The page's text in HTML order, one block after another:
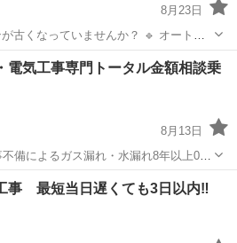
8月23日
古くなっていませんか？ 🔹 オートロ
新と同
クシステムを導入しませんか？ 住民の
物件
電気工事専門トータル金額相談乗
8月13日
備によるガス漏れ・水漏れ8年以上0件
有り エアコン工事新品本
¥60,000〜 10畳用標準工事代込み
電気工事 ガス漏れ
事 最短当日遅くても3日以内‼️